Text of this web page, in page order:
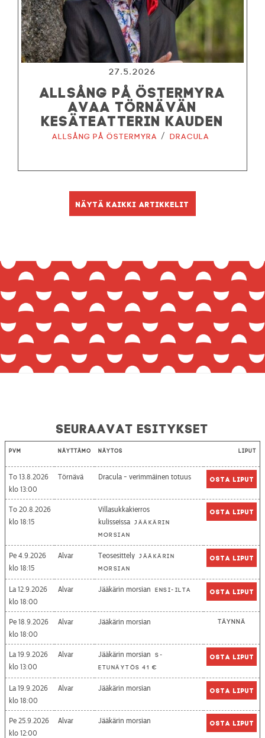
27.5.2026
ALLSÅNG PÅ ÖSTERMYRA
AVAA TÖRNÄVÄN
KESÄTEATTERIN KAUDEN
Allsång på Östermyra / Dracula
Näytä kaikki artikkelit
Seuraavat esitykset
Pvm Näyttämö Näytös Liput
To 13.8.2026
13:00
Törnävä Dracula - verimmäinen totuus Osta liput
To 20.8.2026
18:15
Villasukkakierros
kulisseissa Jääkärin
morsian
Osta liput
Pe 4.9.2026
18:15
Alvar Teosesittely Jääkärin
morsian
Osta liput
La 12.9.2026
18:00
Alvar Jääkärin morsian Ensi-ilta Osta liput
Pe 18.9.2026
18:00
Alvar Jääkärin morsian Täynnä
La 19.9.2026
13:00
Alvar Jääkärin morsian
S-
etunäytös 41 €
Osta liput
La 19.9.2026
18:00
Alvar Jääkärin morsian Osta liput
Pe 25.9.2026
12:00
Alvar Jääkärin morsian Osta liput